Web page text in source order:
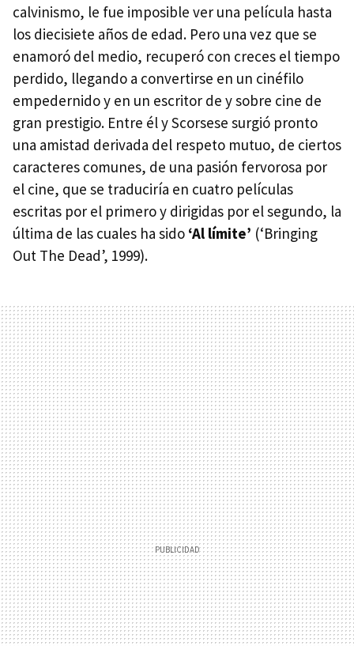
calvinismo, le fue imposible ver una película hasta
los diecisiete años de edad. Pero una vez que se
enamoró del medio, recuperó con creces el tiempo
perdido, llegando a convertirse en un cinéfilo
empedernido y en un escritor de y sobre cine de
gran prestigio. Entre él y Scorsese surgió pronto
una amistad derivada del respeto mutuo, de ciertos
caracteres comunes, de una pasión fervorosa por
el cine, que se traduciría en cuatro películas
escritas por el primero y dirigidas por el segundo, la
última de las cuales ha sido ‘Al límite’ (‘Bringing
Out The Dead’, 1999).